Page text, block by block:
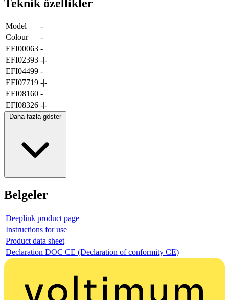
Teknik özellikler
Model
-
Colour
-
EFI00063 -
EFI02393 -|-
EFI04499 -
EFI07719 -|-
EFI08160 -
EFI08326 -|-
Daha fazla göster
Belgeler
Deeplink product page
Instructions for use
Product data sheet
Declaration DOC CE (Declaration of conformity CE)